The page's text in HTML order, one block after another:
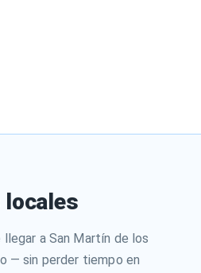
locales
a San Martín de los
— sin perder tiempo en